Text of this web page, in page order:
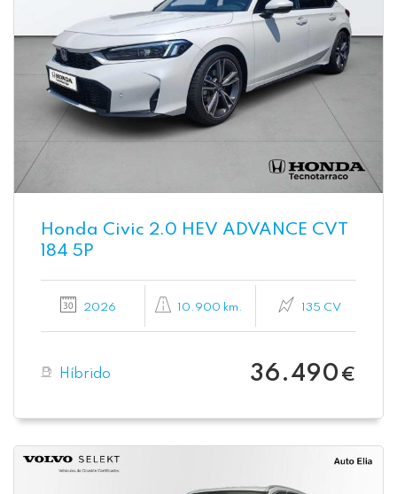
Honda Civic 2.0 HEV ADVANCE CVT
184 5P
2026 10.900 km. 135 CV
Híbrido 36.490 €